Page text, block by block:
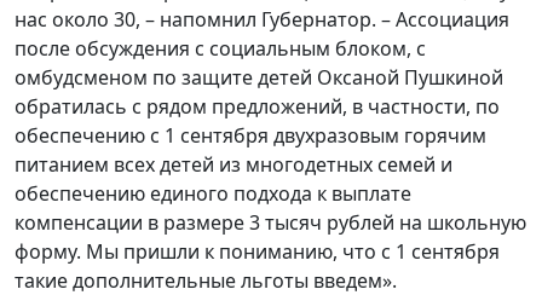
нас около 30, – напомнил Губернатор. – Ассоциация
после обсуждения с социальным блоком, с
омбудсменом по защите детей Оксаной Пушкиной
обратилась с рядом предложений, в частности, по
обеспечению с 1 сентября двухразовым горячим
питанием всех детей из многодетных семей и
обеспечению единого подхода к выплате
компенсации в размере 3 тысяч рублей на школьную
форму. Мы пришли к пониманию, что с 1 сентября
такие дополнительные льготы введем».